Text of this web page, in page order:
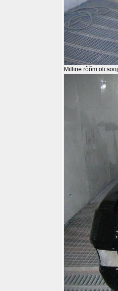
Milline rõõm oli